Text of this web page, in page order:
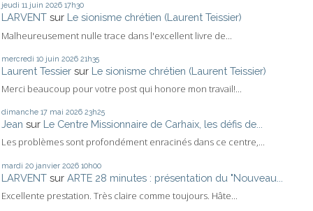
jeudi 11 juin 2026 17h30
LARVENT sur Le sionisme chrétien (Laurent Teissier)
Malheureusement nulle trace dans l'excellent livre de...
mercredi 10 juin 2026 21h35
Laurent Tessier sur Le sionisme chrétien (Laurent Teissier)
Merci beaucoup pour votre post qui honore mon travail!...
dimanche 17 mai 2026 23h25
Jean sur Le Centre Missionnaire de Carhaix, les défis de...
Les problèmes sont profondément enracinés dans ce centre,...
mardi 20 janvier 2026 10h00
LARVENT sur ARTE 28 minutes : présentation du "Nouveau...
Excellente prestation. Très claire comme toujours. Hâte...